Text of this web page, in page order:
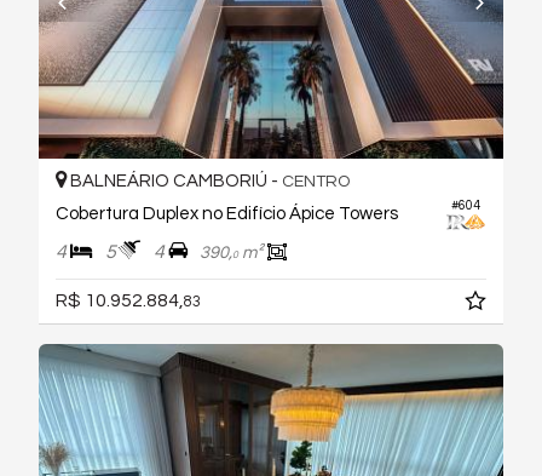
#604
BALNEÁRIO CAMBORIÚ - CENTRO
Cobertura Duplex no Edifício Ápice Towers
4 5 4 390,0m²
R$ 10.952.884,83